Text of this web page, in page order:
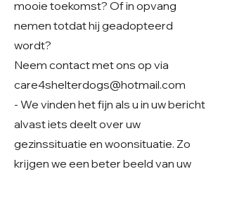
mooie toekomst? Of in opvang
nemen totdat hij geadopteerd
wordt?
Neem contact met ons op via
care4shelterdogs@hotmail.com
- We vinden het fijn als u in uw bericht
alvast iets deelt over uw
gezinssituatie en woonsituatie. Zo
krijgen we een beter beeld van uw